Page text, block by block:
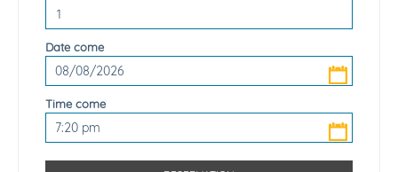
Date come
Time come